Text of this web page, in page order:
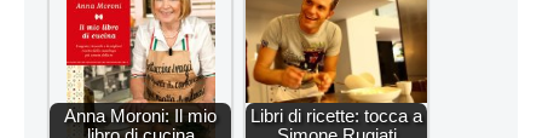
Anna Moroni: Il mio
Libri di ricette: tocca a